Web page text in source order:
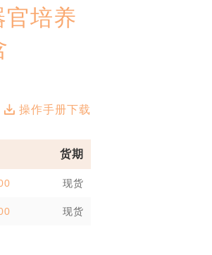
培养
操作手册下载
货期
现货
现货